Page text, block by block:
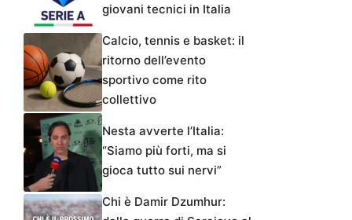
giovani tecnici in Italia
Calcio, tennis e basket: il
ritorno dell’evento
sportivo come rito
collettivo
Nesta avverte l’Italia:
“Siamo più forti, ma si
gioca tutto sui nervi”
Chi è Damir Dzumhur: